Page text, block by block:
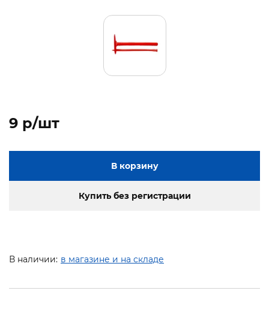
9 p/шт
В корзину
Купить без регистрации
В наличии: в магазине и на складе